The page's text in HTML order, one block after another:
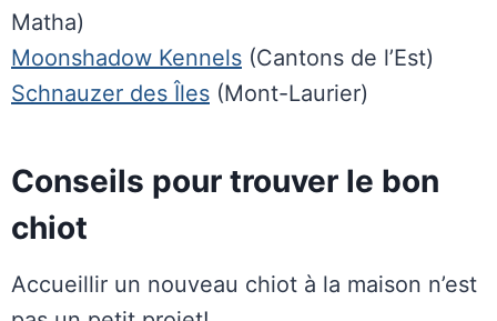
Matha)
Moonshadow Kennels (Cantons de l’Est)
Schnauzer des Îles (Mont-Laurier)
Conseils pour trouver le bon
chiot
Accueillir un nouveau chiot à la maison n’est